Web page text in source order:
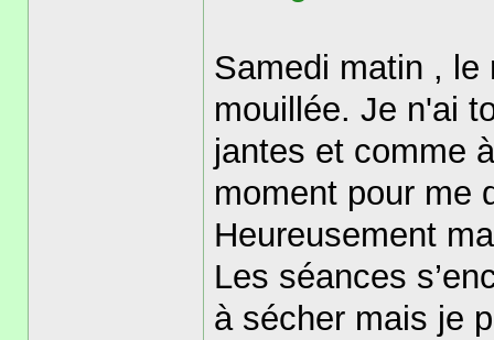
Samedi matin ,
mouillée. Je n'ai
jantes et comme
moment pour me
Heureusement
Les séances
à sécher mais je